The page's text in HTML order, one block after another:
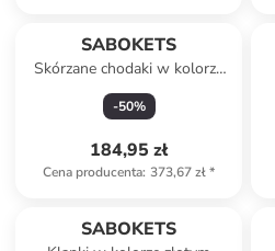
SABOKETS
Skórzane chodaki w kolorze
jasnobrązowym
-50%
184,95 zł
Cena producenta: 373,67 zł*
SABOKETS